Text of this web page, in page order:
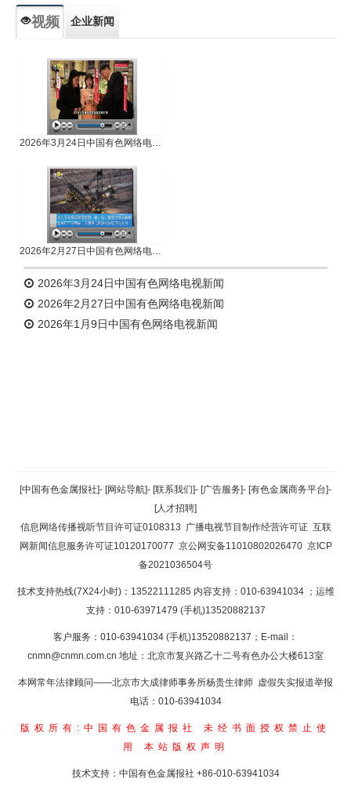
视频 企业新闻
2026年3月24日中国有色网络电视新闻
2026年2月27日中国有色网络电视新闻
2026年3月24日中国有色网络电视新闻
2026年2月27日中国有色网络电视新闻
2026年1月9日中国有色网络电视新闻
返回顶部
返回首页
[中国有色金属报社]- [网站导航]- [联系我们]- [广告服务]- [有色金属商务平台]-
[人才招聘]
信息网络传播视听节目许可证0108313 广播电视节目制作经营许可证 互联
网新闻信息服务许可证10120170077 京公网安备11010802026470 京ICP
备2021036504号
技术支持热线(7X24小时)：13522111285 内容支持：010-63941034 ；运维
支持：010-63971479 (手机)13520882137
客户服务：010-63941034 (手机)13520882137；E-mail：
cnmn@cnmn.com.cn 地址：北京市复兴路乙十二号有色办公大楼613室
本网常年法律顾问——北京市大成律师事务所杨贵生律师 虚假失实报道举报
电话：010-63941034
版权所有:中国有色金属报社
未经书面授权禁止使
用 本站版权声明
技术支持：中国有色金属报社 +86-010-63941034